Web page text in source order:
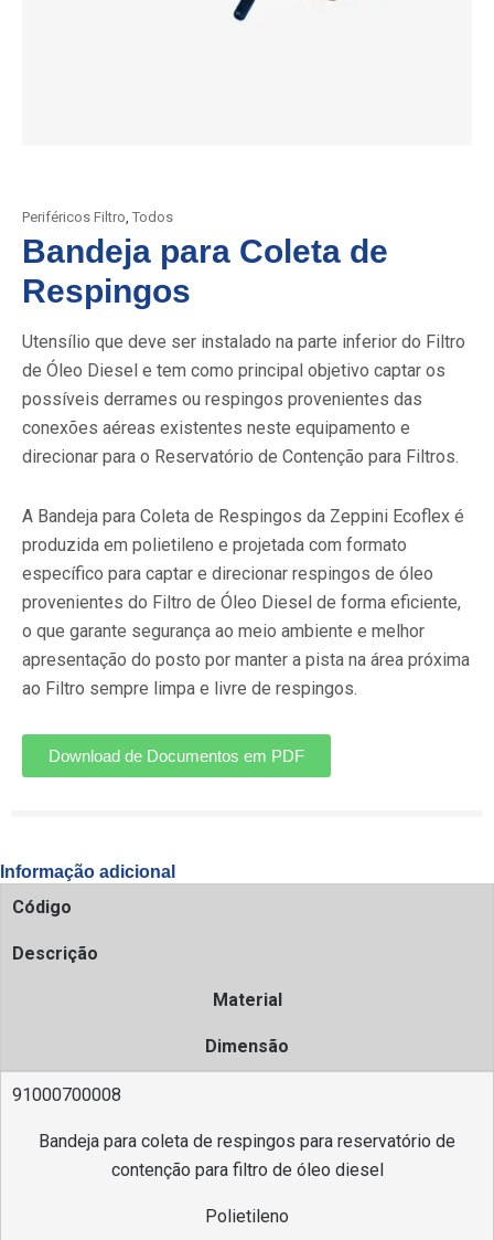
Periféricos Filtro, Todos
Bandeja para Coleta de
Respingos
Utensílio que deve ser instalado na parte inferior do Filtro
de Óleo Diesel e tem como principal objetivo captar os
possíveis derrames ou respingos provenientes das
conexões aéreas existentes neste equipamento e
direcionar para o Reservatório de Contenção para Filtros.
A Bandeja para Coleta de Respingos da Zeppini Ecoflex é
produzida em polietileno e projetada com formato
específico para captar e direcionar respingos de óleo
provenientes do Filtro de Óleo Diesel de forma eficiente,
o que garante segurança ao meio ambiente e melhor
apresentação do posto por manter a pista na área próxima
ao Filtro sempre limpa e livre de respingos.
Download de Documentos em PDF
Informação adicional
Código
Descrição
Material
Dimensão
91000700008
Bandeja para coleta de respingos para reservatório de
contenção para filtro de óleo diesel
Polietileno